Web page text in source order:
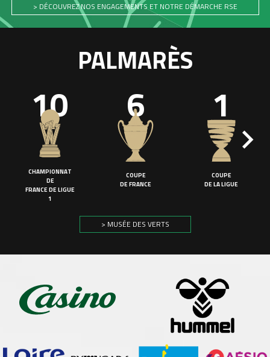
> DÉCOUVREZ NOS ENGAGEMENTS ET NOTRE DÉMARCHE RSE
PALMARÈS
10
CHAMPIONNAT
DE
FRANCE DE LIGUE
1
6
COUPE
DE FRANCE
1
COUPE
DE LA LIGUE
> MUSÉE DES VERTS